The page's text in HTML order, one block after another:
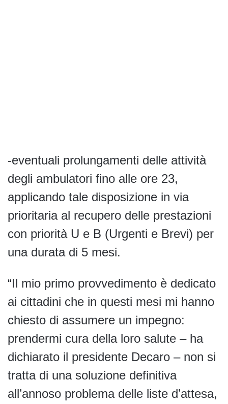
-eventuali prolungamenti delle attività
degli ambulatori fino alle ore 23,
applicando tale disposizione in via
prioritaria al recupero delle prestazioni
con priorità U e B (Urgenti e Brevi) per
una durata di 5 mesi.
“Il mio primo provvedimento è dedicato
ai cittadini che in questi mesi mi hanno
chiesto di assumere un impegno:
prendermi cura della loro salute – ha
dichiarato il presidente Decaro – non si
tratta di una soluzione definitiva
all’annoso problema delle liste d’attesa,